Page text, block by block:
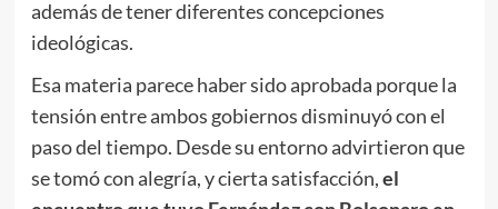
además de tener diferentes concepciones
ideológicas.
Esa materia parece haber sido aprobada porque la
tensión entre ambos gobiernos disminuyó con el
paso del tiempo. Desde su entorno advirtieron que
se tomó con alegría, y cierta satisfacción,el